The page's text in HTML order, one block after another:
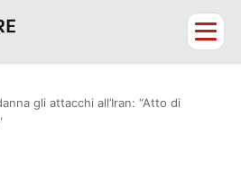
gli attacchi all’Iran: “Atto di